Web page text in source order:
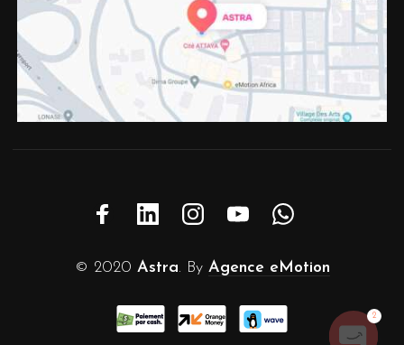
© 2020 Astra. By Agence eMotion
2